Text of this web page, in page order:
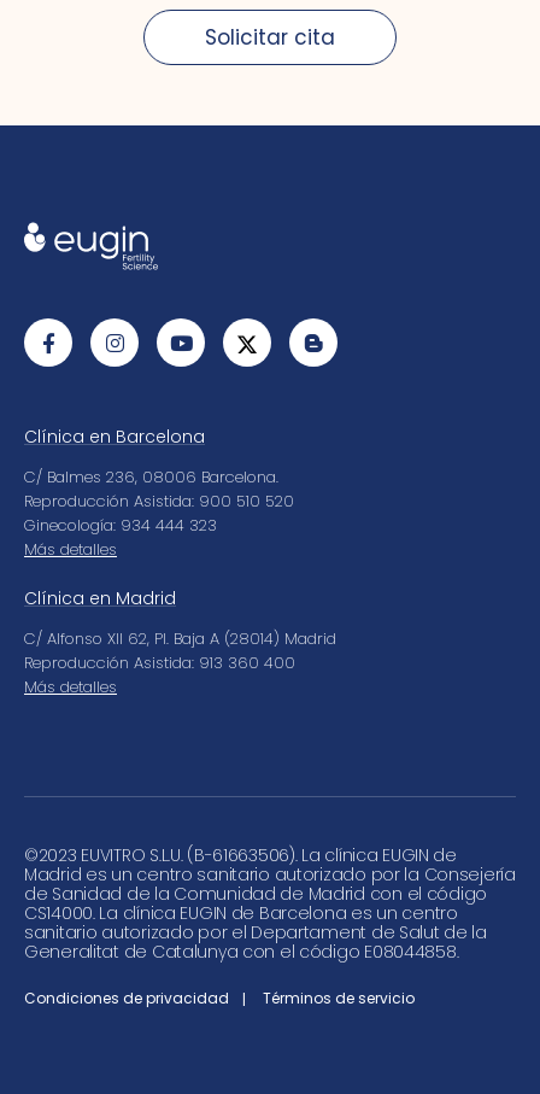
Solicitar cita
Clínica en Barcelona
C/ Balmes 236, 08006 Barcelona.
Reproducción Asistida: 900 510 520
Ginecología: 934 444 323
Más detalles
Clínica en Madrid
C/ Alfonso XII 62, Pl. Baja A (28014) Madrid
Reproducción Asistida: 913 360 400
Más detalles
©2023 EUVITRO S.L.U. (B-61663506). La clínica EUGIN de
Madrid es un centro sanitario autorizado por la Consejería
de Sanidad de la Comunidad de Madrid con el código
CS14000. La clínica EUGIN de Barcelona es un centro
sanitario autorizado por el Departament de Salut de la
Generalitat de Catalunya con el código E08044858.
Condiciones de privacidad Términos de servicio